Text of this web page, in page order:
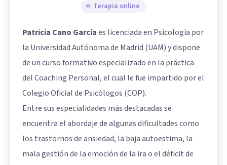
Terapia online
Patricia Cano Garcíaes licenciada en Psicología por
la Universidad Autónoma de Madrid (UAM) y dispone
de un curso formativo especializado en la práctica
del Coaching Personal, el cual le fue impartido por el
Colegio Oficial de Psicólogos (COP).
Entre sus especialidades más destacadas se
encuentra el abordaje de algunas dificultades como
los trastornos de ansiedad, la baja autoestima, la
mala gestión de la emoción de la ira o el déficit de